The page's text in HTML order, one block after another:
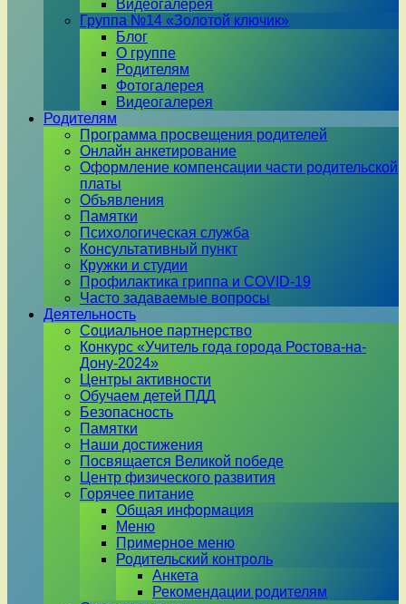
Видеогалерея
Группа №14 «Золотой ключик»
Блог
О группе
Родителям
Фотогалерея
Видеогалерея
Родителям
Программа просвещения родителей
Онлайн анкетирование
Оформление компенсации части родительской
платы
Объявления
Памятки
Психологическая служба
Консультативный пункт
Кружки и студии
Профилактика гриппа и COVID-19
Часто задаваемые вопросы
Деятельность
Социальное партнерство
Конкурс «Учитель года города Ростова-на-
Дону-2024»
Центры активности
Обучаем детей ПДД
Безопасность
Памятки
Наши достижения
Посвящается Великой победе
Центр физического развития
Горячее питание
Общая информация
Меню
Примерное меню
Родительский контроль
Анкета
Рекомендации родителям